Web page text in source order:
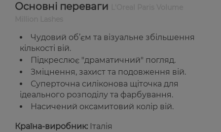
Основні переваги
Чудовий об’єм та візуальне збільшення
кількості вій.
Підкреслює "драматичний" погляд.
Зміцнення, захист та подовження вій.
Суперточна силіконова щіточка для
ідеального розподілу та фарбування.
Насичений оксамитовий колір вій.
Країна-виробник: Італія